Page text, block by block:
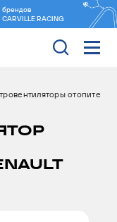
брендов
CARVILLE RACING
отопите